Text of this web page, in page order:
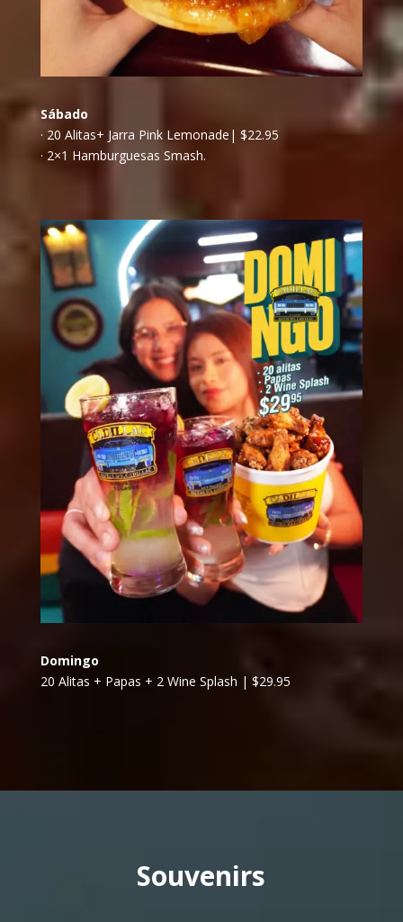
Sábado
· 20 Alitas+ Jarra Pink Lemonade| $22.95
· 2×1 Hamburguesas Smash.
Domingo
20 Alitas + Papas + 2 Wine Splash | $29.95
Souvenirs